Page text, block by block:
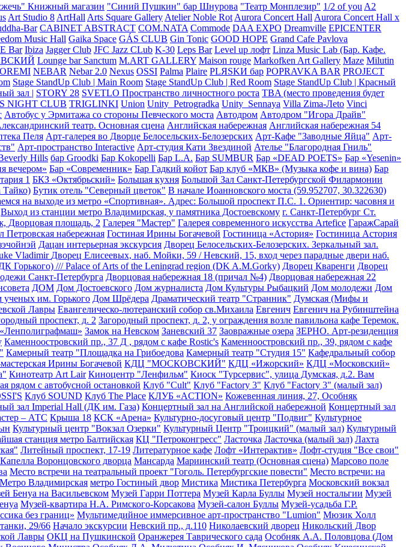
Книжный магазин "Синий Пушкин" бар Шнурова "Театр Монплезир" 1/2 of you A2
Art Studio 8 ArtHall Arts Square Gallery Atelier Noble Rot Aurora Concert Hall Aurora Concert Hall x
Bar CABINET ABSTRACT COM.NATA Commode DAA EXPO Dreamville EPICENTER
Music Hall Gaika Space GÁS CLUB Gin Tonic GOOD HOPE Grand Cafe Pavlova
Bar Ibiza Jagger Club JFC Jazz CLub K-30 Leps Bar Level up лофт Linza Music Lab (Бар. Кафе.
Lounge bar Sanctum M.ART GALLERY Maison rouge Markofken Art Gallery Maze Milutin
NEBAR Nebar 2.0 Nexus OSSI Palma Plaire PLЯSKИ бар POPRAVKA BAR PROJECT
Stage StandUp Club | Main Room Stage StandUp Club | Red Room Stage StandUp Club | Красный
зал | STORY 28 SVETLO Пространство личностного роста TBA (место проведения будет
NIGHT CLUB TRIGLINKI Union Unity_Petrogradka Unity_Sennaya Villa Zima-Лeto Vinci
Автобус у Эрмитажа со стороны Певческого моста Автодром Автодром "Игора Драйв"
театр. Основная сцена Английская набережная Английская набережная 54
Пеля Арт-галерея во Дворце Белосельских-Белозерских Арт-Кафе "Заводные Яйца" Арт-
Арт-пространство Interactive Арт-студия Кати Звездиной Ателье "Благородная Гниль"
Hills бар Groodki Бар Kokopelli Бар L.A. Бар SUMBUR Бар «DEAD POETS» Бар «Yesenin»
вечером» Бар «Современник» Бар Гадкий койот Бар клуб «МКВ» (Музыка кофе и вина) Бар
1 БКЗ «Октябрьский» Большая кухня Большой Зал Санкт-Петербургской Филармонии
Тайко) Бутик отель "Северный цветок" В начале Иоанновского моста (59.952707, 30.322630)
на выходе из метро «Спортивная». Адрес: Большой проспект П.С. 1. Ориентир: часовня и
Выход из станции метро Владимирская, у памятника Достоевскому г. Санкт-Петербург Ст.
Дворцовая площадь, 2 Галерея "Мастер" Галерея современного искусства Artefice ГаражСарай
Петровская набережная Гостиная Ирины Богачевой Гостиница «Астория» Гостиница Астория
Дацан интерьерная экскурсия Дворец Белосельских-Белозерских. Зеркальный зал.
Vladimir Дворец Елисеевых, наб. Мойки, 59 / Невский, 15, вход через парадные двери наб.
Горького) /// Palace of Arts of the Leningrad region (DK A.M.Gorky) Дворец Кваренги Дворец
Санкт-Петербурга Дворцовая набережная 18 (причал №4) Дворцовая набережная 22
ДОМ Дом Достоевского Дом журналиста Дом Культуры Рыбацкий Дом молодежи Дом
ученых им. Горького Дом Шрёдера Драматический театр "Странник" Думская (Мифы и
Лавры Евангелическо-лютеранский собор св.Михаила Евгенич Евгенич на Рубинштейна
проспект, д. 2 Загородный проспект, д. 2, у ограждения возле павильона кафе Теремок.
Замок на Невском Заневский 37 Заовражные озера ЗЕРНО. Арт-резиденция
Каменноостровский пр., 37 Д , рядом с кафе Rostic's Каменноостровский пр., 39, рядом с кафе
Камерный театр "Площадка на Грибоедова Камерный театр "Студия 15" Кафедральный собор
Ирины Богачевой КДЦ "МОСКОВСКИЙ" КДЦ «Ижорский» КДЦ «Московский»
Кинотеатр Art Lair Киноцентр "Ленфильм" Киоск "Турсервис", улица Думская, д.2. Вам
рядом с автобусной остановкой Клуб "Cult" Клуб "Factory 3" Клуб "Factory 3" (малый зал)
Клуб SOUND Клуб The Place КЛУБ «ACTION» Кожевенная линия, 27, Особняк
зал Imperial Hall (ДК им. Газа) Концертный зал на Английской набережной Концертный зал
– АТС Крыша 18 КСК «Арена» Культурно-досуговый центр "Подвиг" Культурное
Культурный центр "Вокзал Озерки" Культурный Центр "Троицкий" (малый зал) Культурный
станция метро Балтийская КЦ "Петроконгресс" Ласточка Ласточка (малый зал) Лахта
Литейный проспект, 17-19 Литературное кафе Лофт «Интерактив» Лофт-студия "Все свои"
Воронцовского дворца Мансарда Мариинский театр (Основная сцена) Марсово поле
Место встречи на театральный проект "Гоголь. Петербургские повести" Место встречи: на
Метро Владимирская метро Гостиный двор Мистика Мистика Петербурга Московский вокзал
Бенуа на Васильевском Музей Гарри Поттера Музей Карла Буллы Музей ностальгии Музей
Музей-квартира Н.А. Римского-Корсакова Музей-салон Буллы Музей-усадьба Г.Р.
без границ» Мультимедийное иммерсивное арт-пространство "Lumion" Мюзик Холл
29/66 Начало экскурсии Невский пр., д.110 Николаевский дворец Никольский Двор
Лавры ОКЦ на Пушкинской Оранжерея Таврического сада Особняк А.А. Половцова (Дом